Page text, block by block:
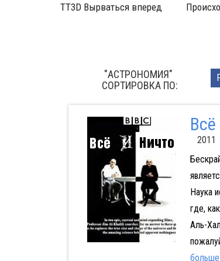
Происходждение
"АСТРОНОМИЯ"
CОРТИРОВКА ПО:
2011
Наука
где,
Аль-
больше